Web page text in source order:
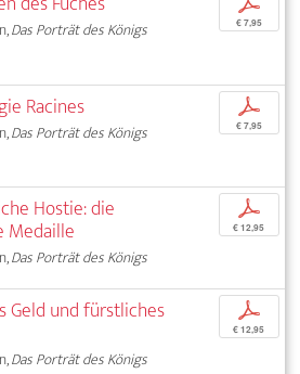
Das Porträt des Königs € 7,95
Racines
Das Porträt des Königs
p
€ 7,95
Hostie: die
Medaille
Das Porträt des Königs
p
€ 12,95
Geld und fürstliches
Das Porträt des Königs
p
€ 12,95